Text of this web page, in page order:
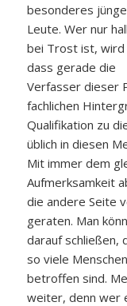
besonderes
Leute. Wer nur
bei Trost ist, wird
dass gerade die
Verfasser dieser
fachlichen
Qualifikation zu
üblich in diesen
Mit immer dem
Aufmerksamkeit
die andere Seite
geraten. Man
darauf schließen,
so viele
betroffen sind.
weiter, denn wer